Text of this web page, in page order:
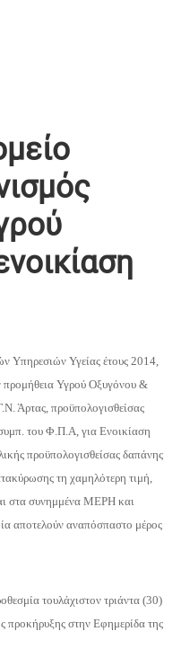
Υπηρεσιών Υγείας έτους 2014,
προμήθεια Υγρού Οξυγόνου &
Άρτας, προϋπολογισθείσας
του Φ.Π.Α, για Ενοικίαση
προϋπολογισθείσας δαπάνης
τη χαμηλότερη τιμή,
στα συνημμένα ΜΕΡΗ και
αποτελούν αναπόσπαστο μέρος
τουλάχιστον τριάντα (30)
προκήρυξης στην Εφημερίδα της